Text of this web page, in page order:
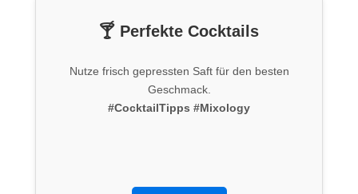
🍸 Perfekte Cocktails
Nutze frisch gepressten Saft für den besten
Geschmack.
#CocktailTipps #Mixology